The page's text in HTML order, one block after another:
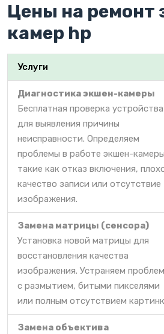
Цены на ремонт
камер hp
Услуги
Диагностика экшен-камеры
Бесплатная проверка устройства
для выявления причины
неисправности. Определяем
проблемы в работе экшен-
такие как отказ включения,
качество записи или отсутствие
изображения.
Замена матрицы (сенсора)
Установка новой матрицы для
восстановления качества
изображения. Устраняем
с размытием, битыми пикселями
или полным отсутствием
Замена объектива